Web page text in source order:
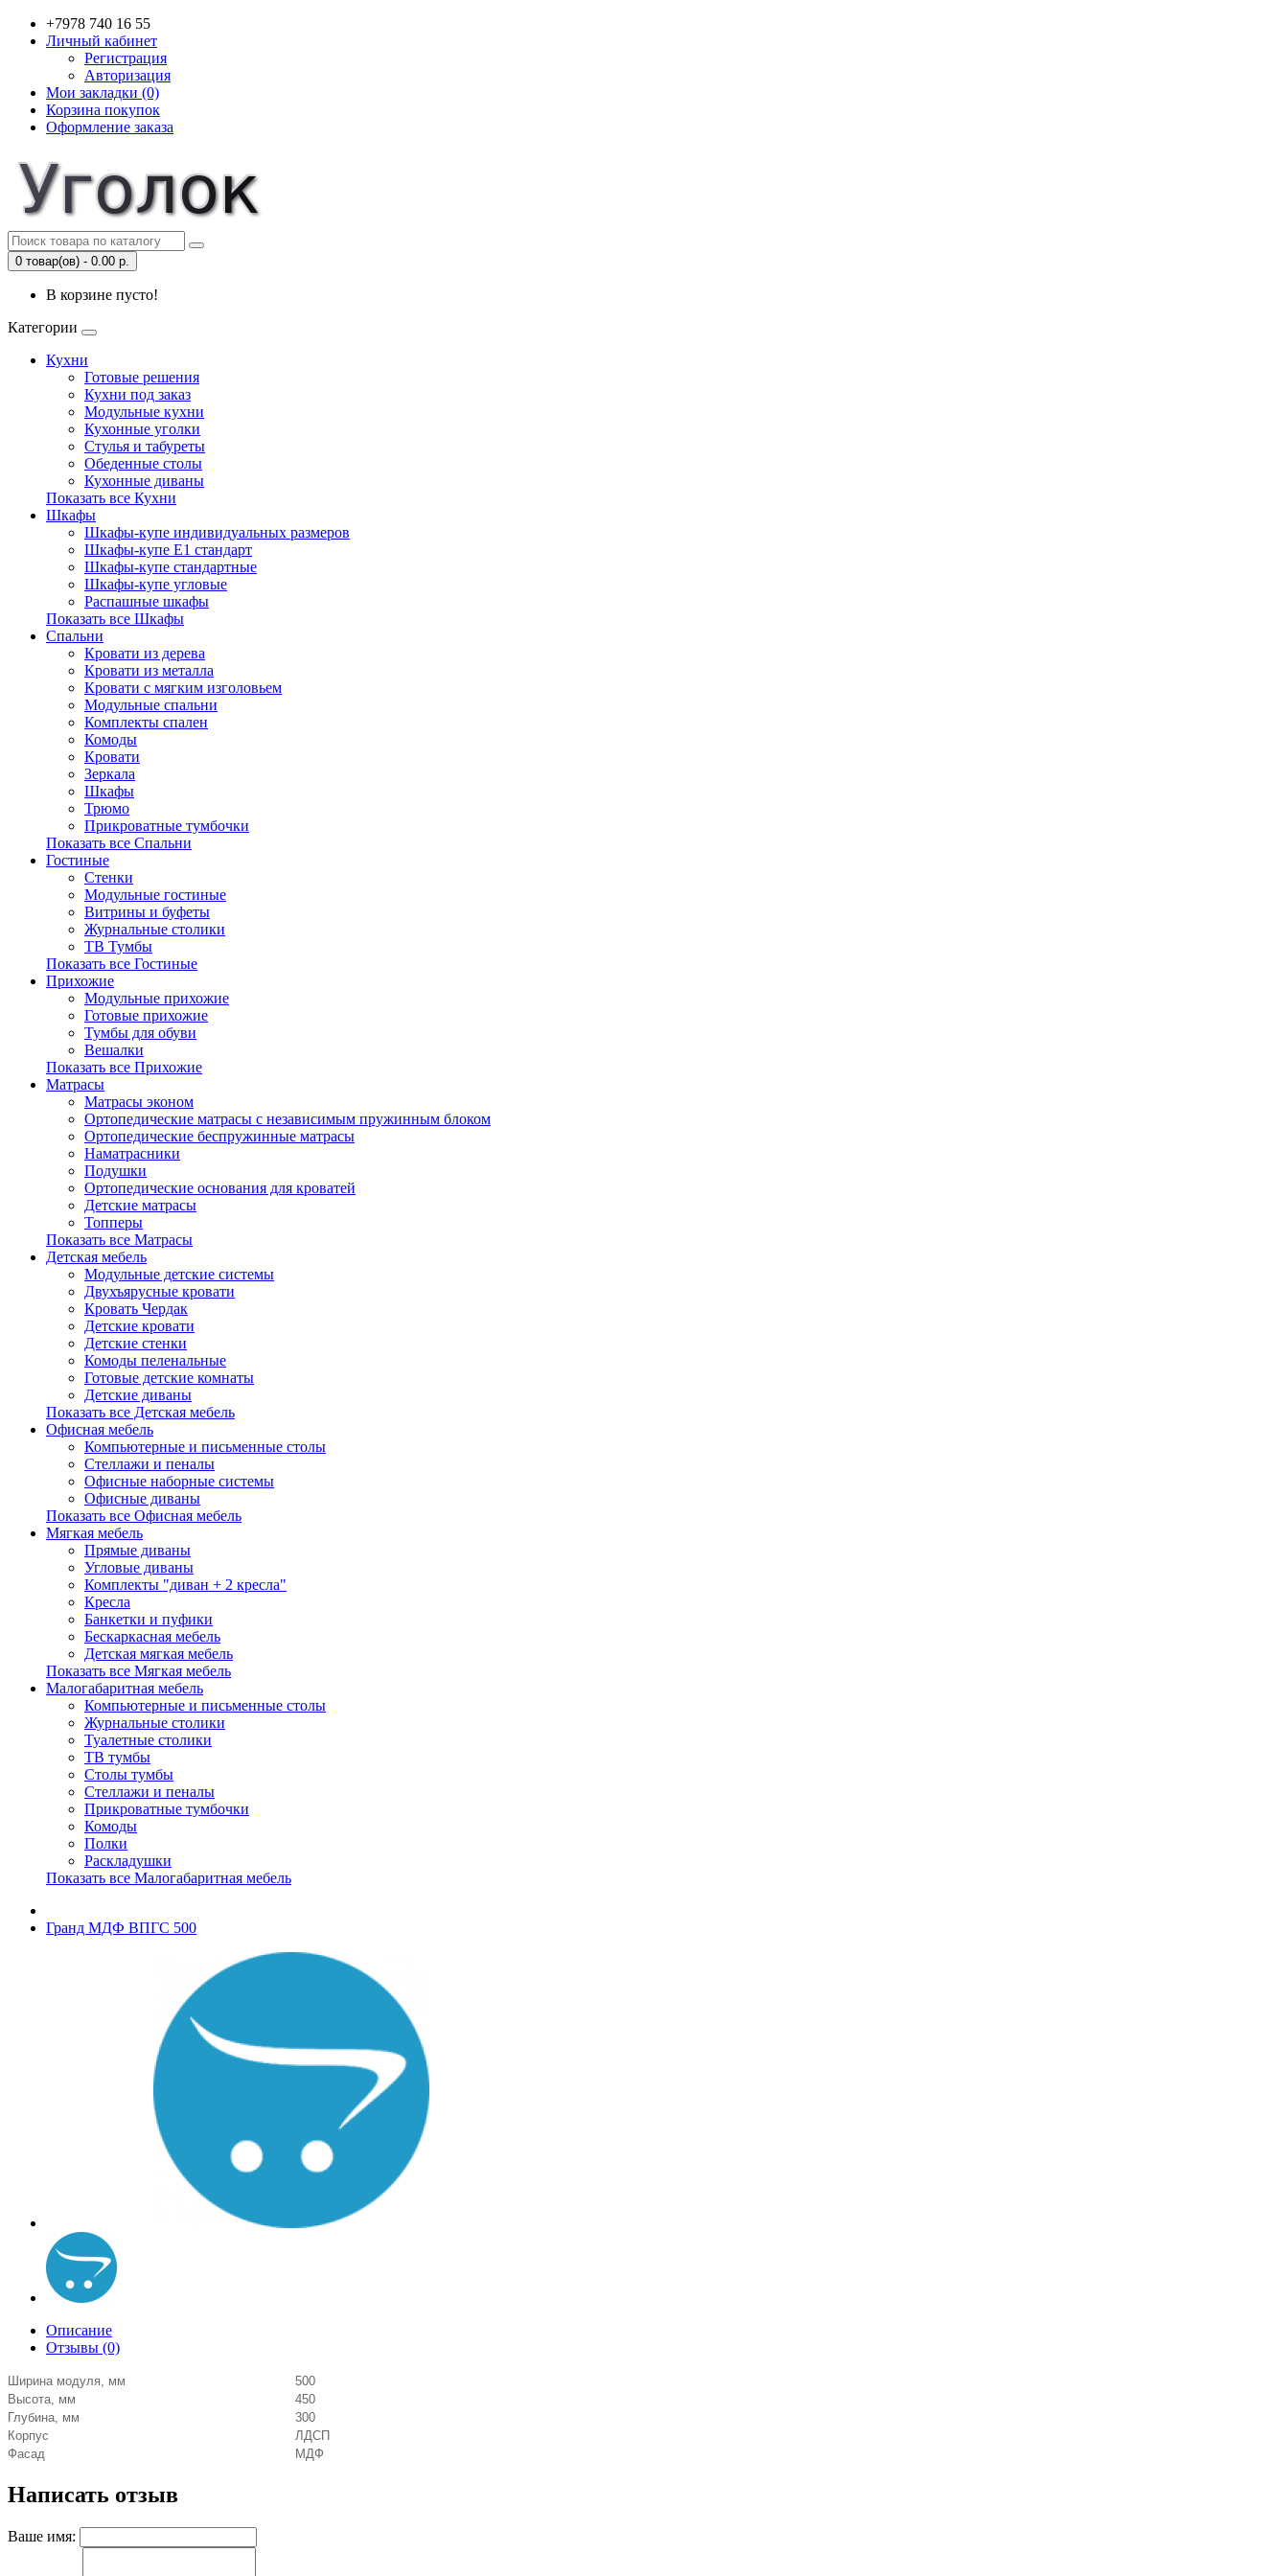
+7978 740 16 55
Личный кабинет
Регистрация
Авторизация
Мои закладки (0)
Корзина покупок
Оформление заказа
0 товар(ов) - 0.00 р.
В корзине пусто!
Категории
Кухни
Готовые решения
Кухни под заказ
Модульные кухни
Кухонные уголки
Стулья и табуреты
Обеденные столы
Кухонные диваны
Показать все Кухни
Шкафы
Шкафы-купе индивидуальных размеров
Шкафы-купе Е1 стандарт
Шкафы-купе стандартные
Шкафы-купе угловые
Распашные шкафы
Показать все Шкафы
Спальни
Кровати из дерева
Кровати из металла
Кровати с мягким изголовьем
Модульные спальни
Комплекты спален
Комоды
Кровати
Зеркала
Шкафы
Трюмо
Прикроватные тумбочки
Показать все Спальни
Гостиные
Стенки
Модульные гостиные
Витрины и буфеты
Журнальные столики
ТВ Тумбы
Показать все Гостиные
Прихожие
Модульные прихожие
Готовые прихожие
Тумбы для обуви
Вешалки
Показать все Прихожие
Матрасы
Матрасы эконом
Ортопедические матрасы с независимым пружинным блоком
Ортопедические беспружинные матрасы
Наматрасники
Подушки
Ортопедические основания для кроватей
Детские матрасы
Топперы
Показать все Матрасы
Детская мебель
Модульные детские системы
Двухъярусные кровати
Кровать Чердак
Детские кровати
Детские стенки
Комоды пеленальные
Готовые детские комнаты
Детские диваны
Показать все Детская мебель
Офисная мебель
Компьютерные и письменные столы
Стеллажи и пеналы
Офисные наборные системы
Офисные диваны
Показать все Офисная мебель
Мягкая мебель
Прямые диваны
Угловые диваны
Комплекты "диван + 2 кресла"
Кресла
Банкетки и пуфики
Бескаркасная мебель
Детская мягкая мебель
Показать все Мягкая мебель
Малогабаритная мебель
Компьютерные и письменные столы
Журнальные столики
Туалетные столики
ТВ тумбы
Столы тумбы
Стеллажи и пеналы
Прикроватные тумбочки
Комоды
Полки
Раскладушки
Показать все Малогабаритная мебель
Гранд МДФ ВПГС 500
Описание
Отзывы (0)
Ширина модуля, мм
500
Высота, мм
450
Глубина, мм
300
Корпус
ЛДСП
Фасад
МДФ
Написать отзыв
Ваше имя: